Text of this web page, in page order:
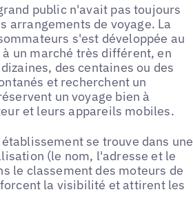
public n'avait pas toujours
arrangements de voyage. La
s'est développée au
un marché très différent, en
des centaines ou des
et recherchent un
un voyage bien à
et leurs appareils mobiles.
se trouve dans une
(le nom, l'adresse et le
le classement des moteurs de
la visibilité et attirent les